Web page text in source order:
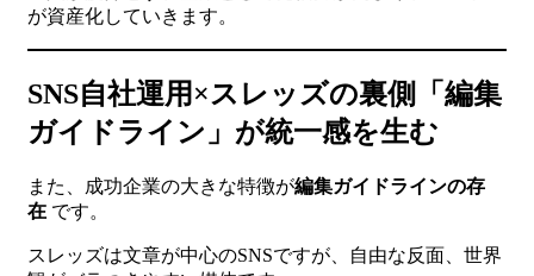
が資産化していきます。
SNS自社運用×スレッズの裏側「編集
ガイドライン」が統一感を生む
また、成功企業の大きな特徴が編集ガイドラインの存
在 です。
スレッズは文章が中心のSNSですが、自由な反面、世界